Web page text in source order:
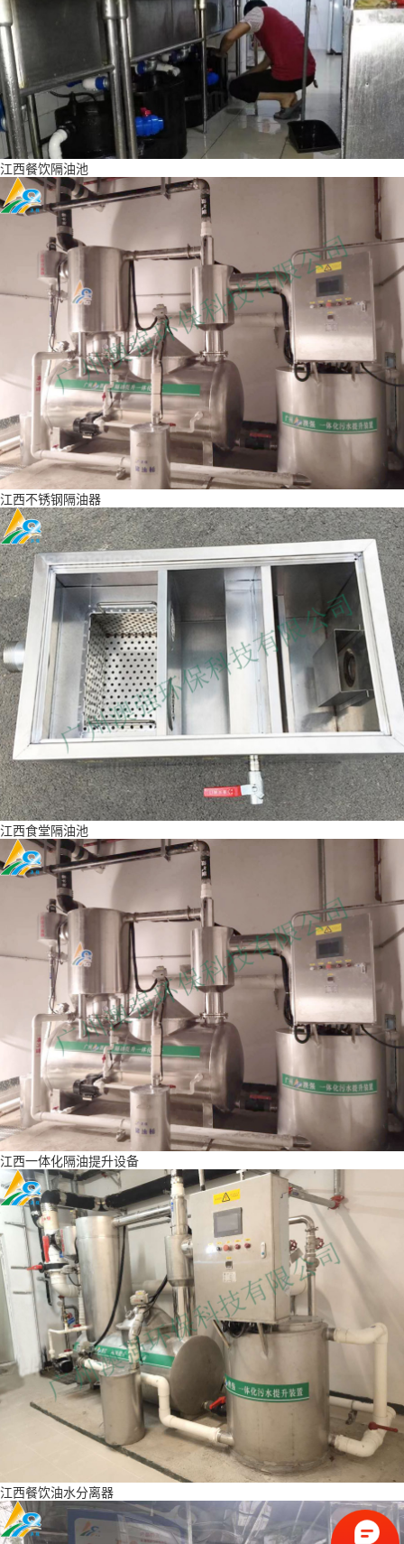
江西餐饮隔油池
江西不锈钢隔油器
江西食堂隔油池
江西一体化隔油提升设备
江西餐饮油水分离器